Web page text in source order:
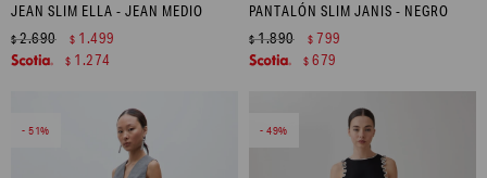
JEAN SLIM ELLA - JEAN MEDIO
$2.690 $ 1.499
$ 1.274
PANTALÓN SLIM JANIS - NEGRO
$1.890 $ 799
$ 679
51 49